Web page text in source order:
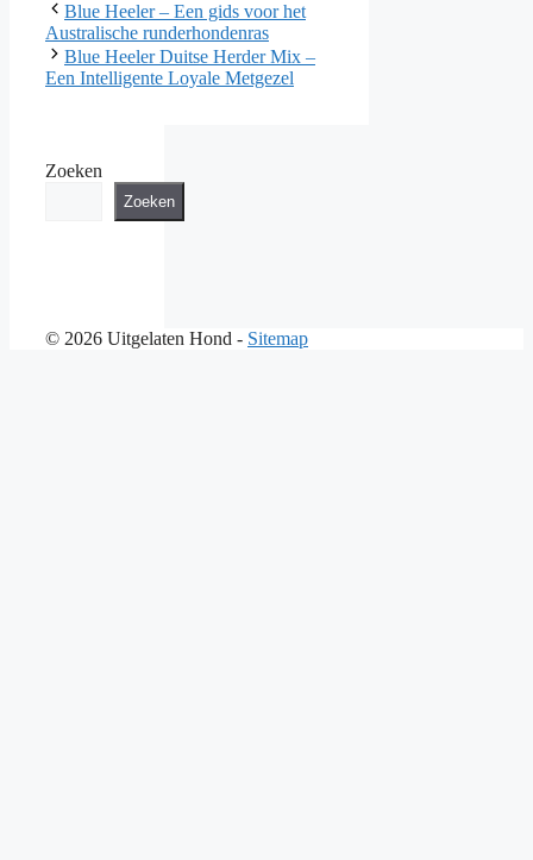
Blue Heeler – Een gids voor het
Australische runderhondenras
Blue Heeler Duitse Herder Mix –
Een Intelligente Loyale Metgezel
Zoeken
Zoeken
© 2026 Uitgelaten Hond - Sitemap